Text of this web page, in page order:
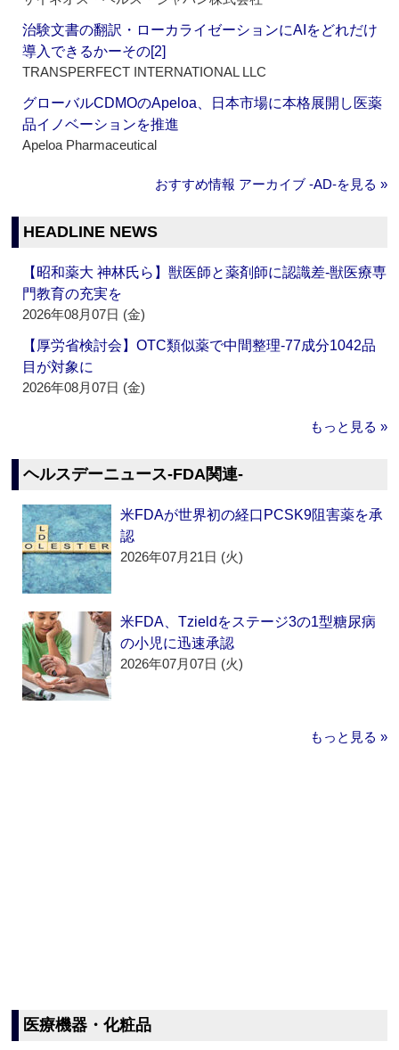
治験文書の翻訳・ローカライゼーションにAIをどれだけ
導入できるかーその[2]
TRANSPERFECT INTERNATIONAL LLC
グローバルCDMOのApeloa、日本市場に本格展開し医薬
品イノベーションを推進
Apeloa Pharmaceutical
おすすめ情報 アーカイブ ‐AD‐を見る »
HEADLINE NEWS
【昭和薬大 神林氏ら】獣医師と薬剤師に認識差‐獣医療専
門教育の充実を
2026年08月07日 (金)
【厚労省検討会】OTC類似薬で中間整理‐77成分1042品
目が対象に
2026年08月07日 (金)
もっと見る »
ヘルスデーニュース‐FDA関連‐
米FDAが世界初の経口PCSK9阻害薬を承
認
2026年07月21日 (火)
米FDA、Tzieldをステージ3の1型糖尿病
の小児に迅速承認
2026年07月07日 (火)
もっと見る »
医療機器・化粧品